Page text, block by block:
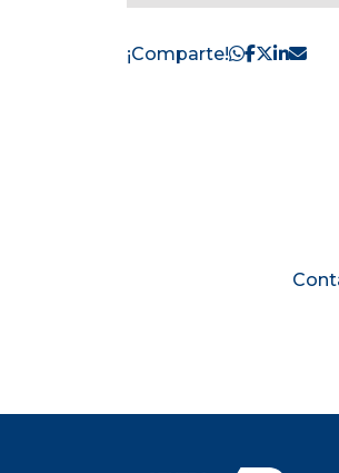
¡Comparte!